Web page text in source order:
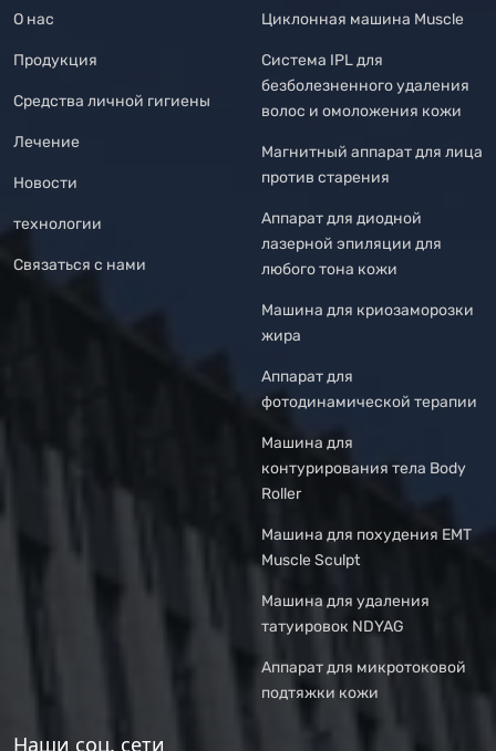
О нас
Продукция
Средства личной гигиены
Лечение
Новости
технологии
Связаться с нами
Циклонная машина Muscle
Система IPL для
безболезненного удаления
волос и омоложения кожи
Магнитный аппарат для лица
против старения
Аппарат для диодной
лазерной эпиляции для
любого тона кожи
Машина для криозаморозки
жира
Аппарат для
фотодинамической терапии
Машина для
контурирования тела Body
Roller
Машина для похудения EMT
Muscle Sculpt
Машина для удаления
татуировок NDYAG
Аппарат для микротоковой
подтяжки кожи
Наши соц. сети